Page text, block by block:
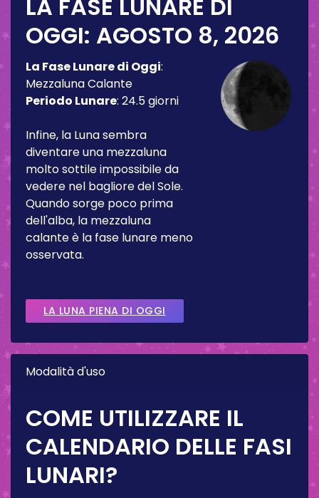
LA FASE LUNARE DI
OGGI: AGOSTO 8, 2026
La Fase Lunare di Oggi:
Mezzaluna Calante
Periodo Lunare: 24.5 giorni
Infine, la Luna sembra
diventare una mezzaluna
molto sottile impossibile da
vedere nel bagliore del Sole.
Quando sorge poco prima
dell'alba, la mezzaluna
calante è la fase lunare meno
osservata.
LA LUNA PIENA DI OGGI
Modalità d'uso
COME UTILIZZARE IL
CALENDARIO DELLE FASI
LUNARI?